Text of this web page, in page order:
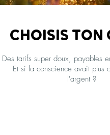
CHOISIS TON
CHOISIS TON
Des tarifs super doux, payables
Et si la conscience avait plus
l'argent ?